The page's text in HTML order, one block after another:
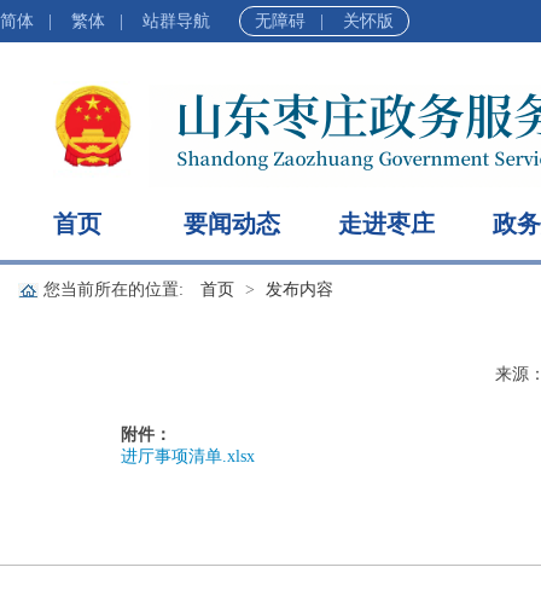
简体 繁体 站群导航 无障碍 关怀版
首页 要闻动态 走进枣庄 政
您当前所在的位置: 首页 发布内容
来源
附件：
进厅事项清单.xlsx